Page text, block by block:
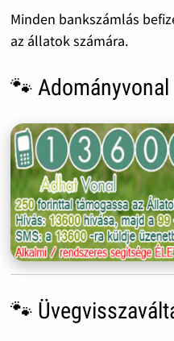
Minden bankszámlás
az állatok számára.
🐾 Adományvonal
🐾